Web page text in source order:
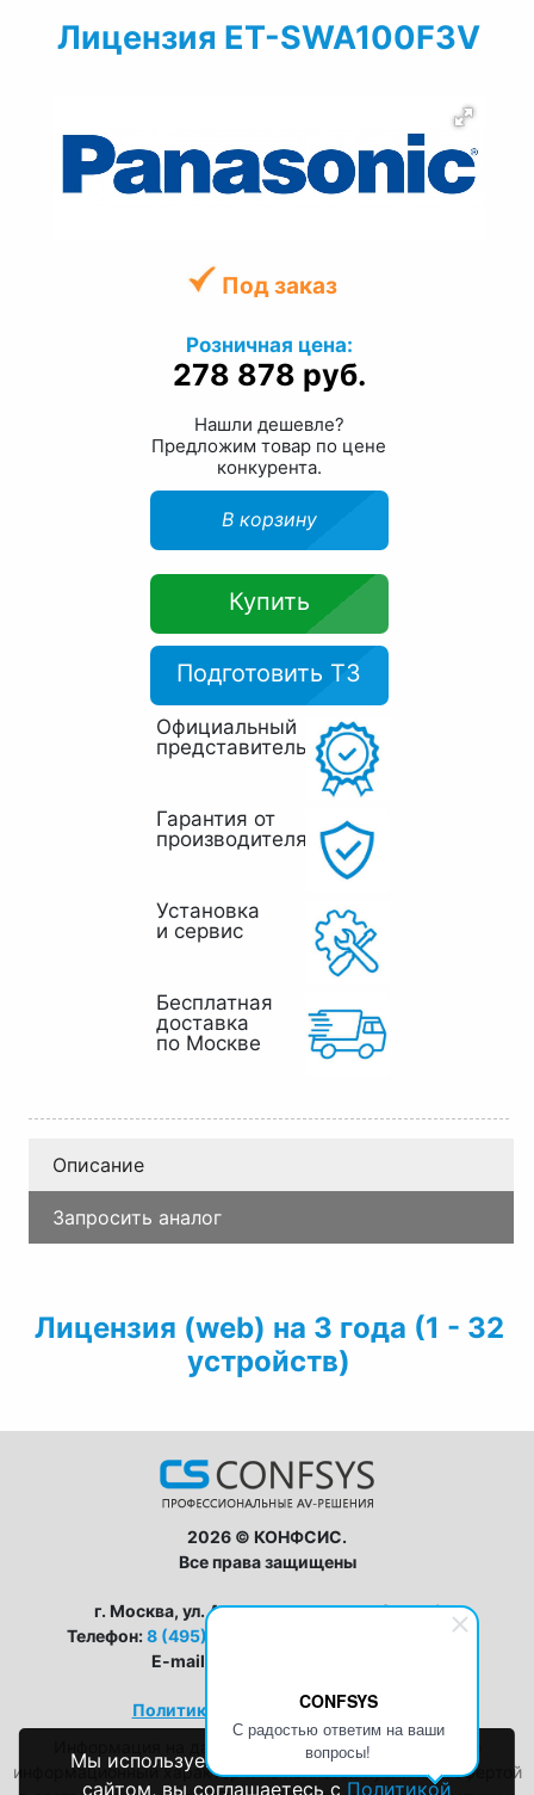
CONFSYS
С радостью ответим на ваши
вопросы!
Лицензия ET-SWA100F3V
Под заказ
Розничная цена:
278 878 руб.
Нашли дешевле?
Предложим товар по цене
конкурента.
В корзину
Купить
Подготовить ТЗ
Официальный
представитель
Гарантия от
производителя
Установка
и сервис
Бесплатная
доставка
по Москве
Описание
Запросить аналог
Лицензия (web) на 3 года (1 - 32
устройств)
2026 © КОНФСИС.
Все права защищены
г. Москва, ул. Авиамоторная, дом 8, стр 1
Телефон:8 (495) 128-63-33
8 (800) 555-19-25
E-mail:
Политика конфиденциальности
Информация на данном сайте носит исключительно
информационный характер и не является публичной офертой
Мы используем файлы cookie. Пользуясь
сайтом, вы соглашаетесь с Политикой